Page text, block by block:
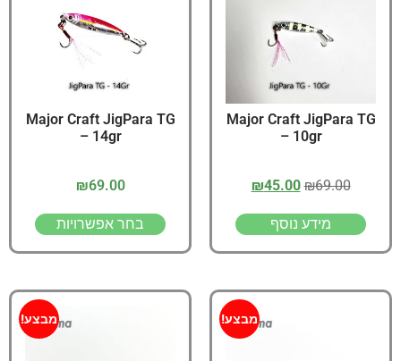
Major Craft JigPara TG
– 10gr
₪69.00
₪45.00
מידע נוסף
Major Craft JigPara TG
– 14gr
₪69.00
בחר אפשרויות
מבצע! מבצע!